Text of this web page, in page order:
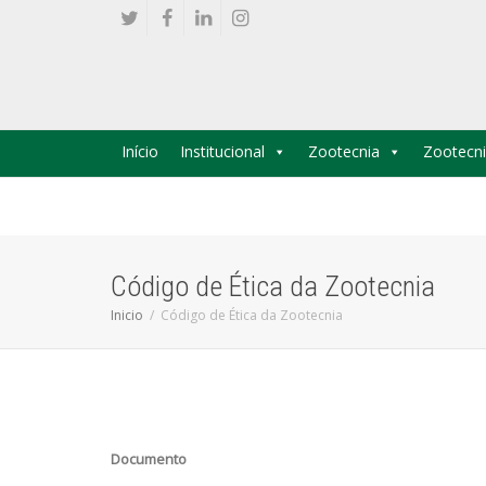
Início Institucional Zootecnia
Código de Ética da Zootecnia
Inicio Código de Ética da Zootecnia
Documento